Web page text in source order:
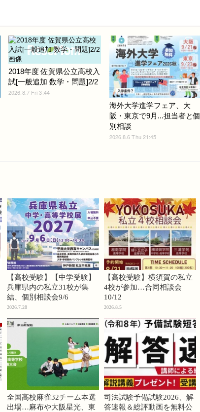
2018年度 佐賀県公立高校入
試[一般追加 数学・問題]2/2
2026.8.7 Fri 3:44
海外大学進学フェア、大
阪・東京で9月...担当者と個
別相談
2026.8.6 Thu 21:45
【高校受験】【中学受験】
兵庫県内の私立31校が集
結、個別相談会9/6
2026.7.28
【高校受験】横須賀の私立
4校が参加…合同相談会
10/12
2026.8.5
全国高校麻雀32チーム本選
出場…麻布や大阪星光、東
司法試験予備試験2026、解
答速報＆総評動画を無料公